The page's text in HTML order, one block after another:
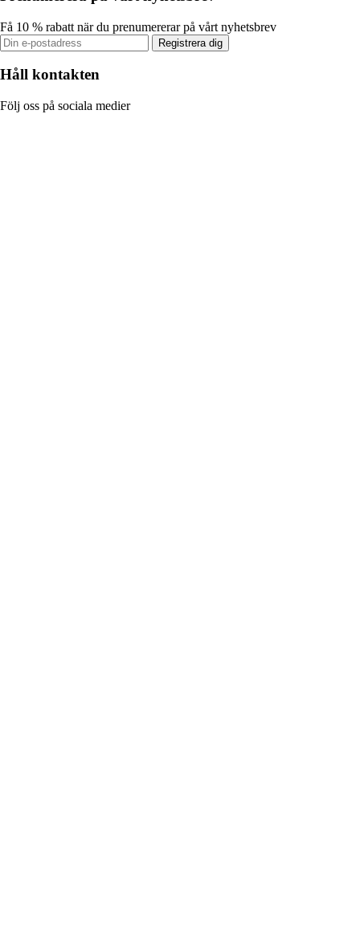
Få 10 % rabatt när du prenumererar på vårt nyhetsbrev
Registrera dig
Håll kontakten
Följ oss på sociala medier